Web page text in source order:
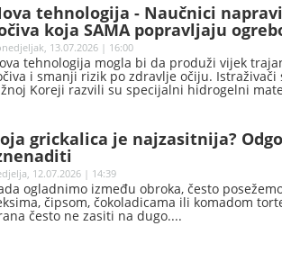
tehnologija - Naučnici
koja SAMA popravljaju
13.07.2026 | 16:00
tehnologija mogla bi da produži vijek
i smanji rizik po zdravlje očiju. Istraživači
Koreji razvili su specijalni hidrogelni
oštećenja nakon samo sat vremena
grickalica je najzasitnija?
12.07.2026 | 14:39
ogladnimo između obroka, često
čipsom, čokoladicama ili komadom
često ne zasiti na dugo.